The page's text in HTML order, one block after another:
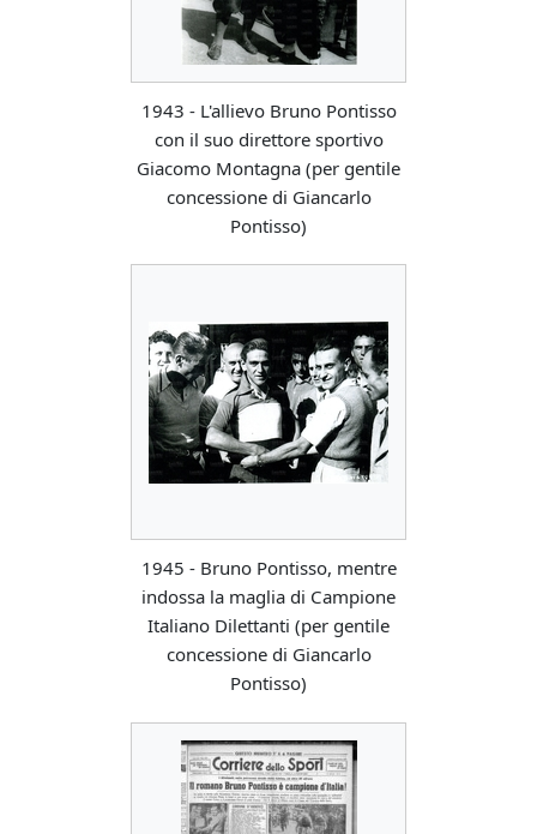
1943 - L'allievo Bruno Pontisso
con il suo direttore sportivo
Giacomo Montagna (per gentile
concessione di Giancarlo
Pontisso)
1945 - Bruno Pontisso, mentre
indossa la maglia di Campione
Italiano Dilettanti (per gentile
concessione di Giancarlo
Pontisso)